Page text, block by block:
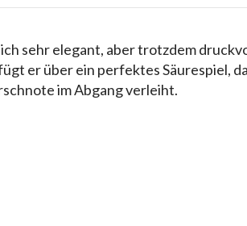
sehr elegant, aber trotzdem
er über ein perfektes Säurespiel,
im Abgang verleiht.